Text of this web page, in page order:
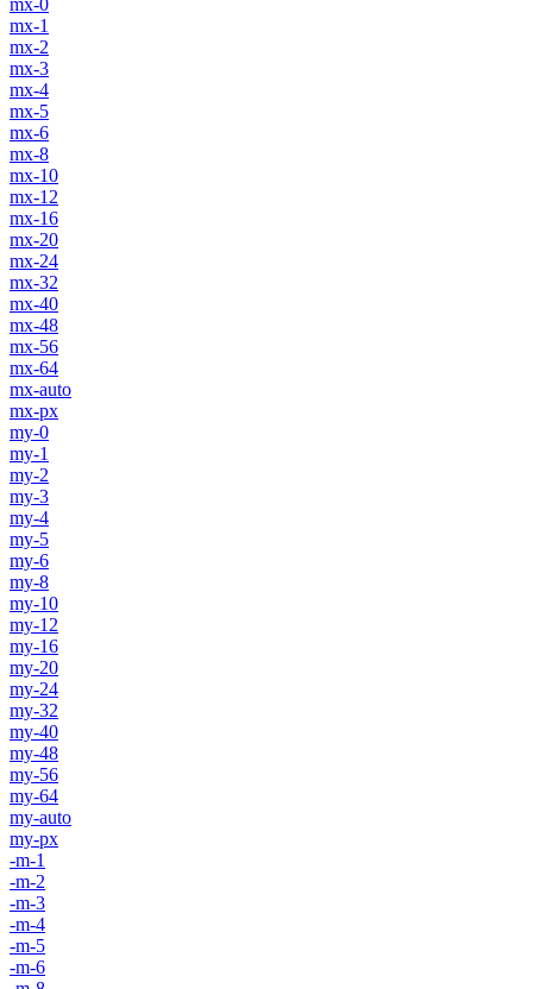
mx-1
mx-2
mx-3
mx-4
mx-5
mx-6
mx-8
mx-10
mx-12
mx-16
mx-20
mx-24
mx-32
mx-40
mx-48
mx-56
mx-64
mx-auto
mx-px
my-0
my-1
my-2
my-3
my-4
my-5
my-6
my-8
my-10
my-12
my-16
my-20
my-24
my-32
my-40
my-48
my-56
my-64
my-auto
my-px
-m-1
-m-2
-m-3
-m-4
-m-5
-m-6